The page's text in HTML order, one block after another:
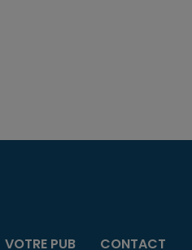
VOTRE PUB CONTACT